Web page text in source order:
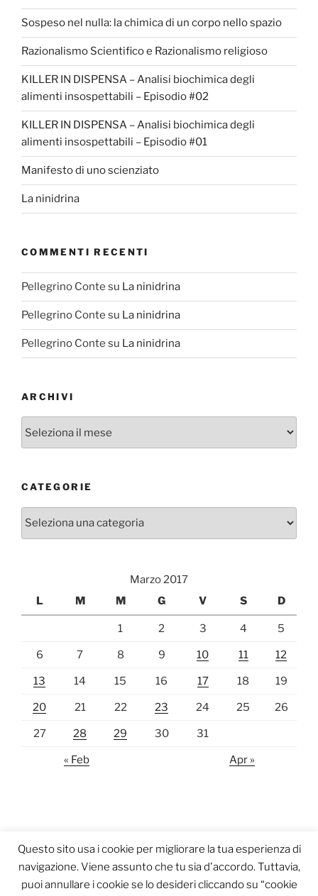
Sospeso nel nulla: la chimica di un corpo nello spazio
Razionalismo Scientifico e Razionalismo religioso
KILLER IN DISPENSA – Analisi biochimica degli
alimenti insospettabili – Episodio #02
KILLER IN DISPENSA – Analisi biochimica degli
alimenti insospettabili – Episodio #01
Manifesto di uno scienziato
La ninidrina
COMMENTI RECENTI
Pellegrino Conte su La ninidrina
Pellegrino Conte su La ninidrina
Pellegrino Conte su La ninidrina
ARCHIVI
CATEGORIE
Categorie
Marzo 2017
L
M M G V S D
1 2 3 4 5
6 7 8 9 10 11 12
13 14 15 16 17 18 19
20 21 22 23 24 25 26
27 28 29 30 31
« Feb Apr »
Questo sito usa i cookie per migliorare la tua esperienza di
navigazione. Viene assunto che tu sia d'accordo. Tuttavia,
puoi annullare i cookie se lo desideri cliccando su “cookie